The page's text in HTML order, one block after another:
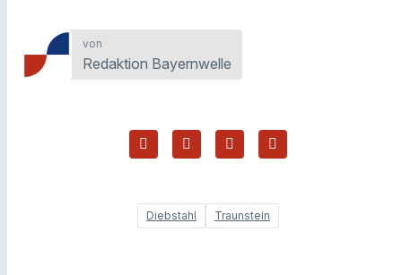
von
Redaktion Bayernwelle
Diebstahl Traunstein